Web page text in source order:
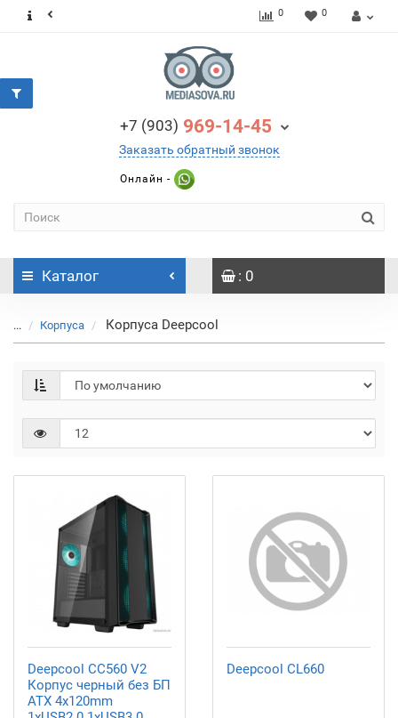
0 0
+7 (903) 969-14-45
Заказать обратный звонок
Онлайн -
Каталог : 0
... Корпуса Корпуса Deepcool
Deepcool CC560 V2
Корпус черный без БП
ATX 4x120mm
Deepcool CL660